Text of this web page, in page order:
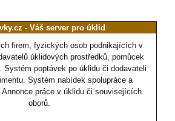
- Váš server pro úklid
firem, fyzických osob podnikajících v
úklidových prostředků, pomůcek
Systém poptávek po úklidu či dodavateli
Systém nabídek spolupráce a
práce v úklidu či souvisejících
oborů.